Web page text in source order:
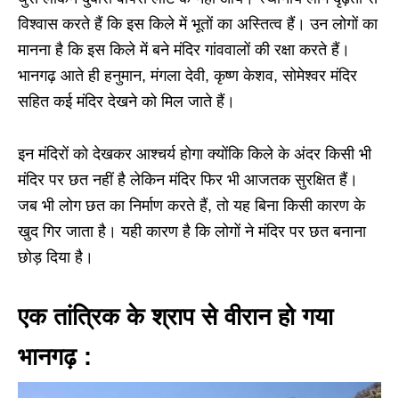
विश्वास करते हैं कि इस किले में भूतों का अस्तित्व हैं। उन लोगों का
मानना है कि इस किले में बने मंदिर गांववालों की रक्षा करते हैं।
भानगढ़ आते ही हनुमान, मंगला देवी, कृष्ण केशव, सोमेश्वर मंदिर
सहित कई मंदिर देखने को मिल जाते हैं।
इन मंदिरों को देखकर आश्चर्य होगा क्योंकि किले के अंदर किसी भी
मंदिर पर छत नहीं है लेकिन मंदिर फिर भी आजतक सुरक्षित हैं।
जब भी लोग छत का निर्माण करते हैं, तो यह बिना किसी कारण के
खुद गिर जाता है। यही कारण है कि लोगों ने मंदिर पर छत बनाना
छोड़ दिया है।
एक तांत्रिक के श्राप से वीरान हो गया
भानगढ़ :